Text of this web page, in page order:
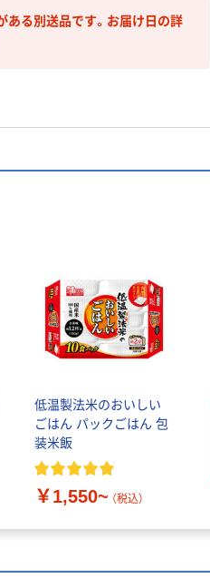
ある別送品です。お届け日の詳
低温製法米のおいしい
ごはん パックごはん 包
装米飯
￥1,550~ （税込）